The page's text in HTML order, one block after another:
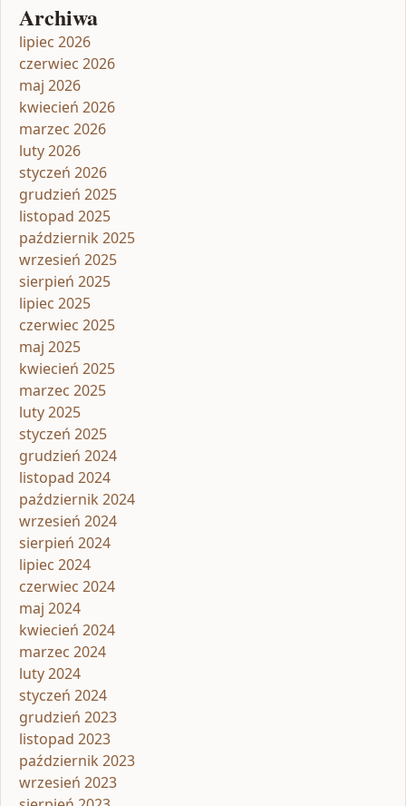
Archiwa
lipiec 2026
czerwiec 2026
maj 2026
kwiecień 2026
marzec 2026
luty 2026
styczeń 2026
grudzień 2025
listopad 2025
październik 2025
wrzesień 2025
sierpień 2025
lipiec 2025
czerwiec 2025
maj 2025
kwiecień 2025
marzec 2025
luty 2025
styczeń 2025
grudzień 2024
listopad 2024
październik 2024
wrzesień 2024
sierpień 2024
lipiec 2024
czerwiec 2024
maj 2024
kwiecień 2024
marzec 2024
luty 2024
styczeń 2024
grudzień 2023
listopad 2023
październik 2023
wrzesień 2023